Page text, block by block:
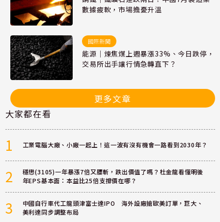
數據疲軟，市場擔憂升溫
國際新聞
能源｜煉焦煤上週暴漲33%、今日跌停，
交易所出手讓行情急轉直下？
更多文章
大家都在看
1 工業電腦大廠、小廠一起上！這一波有沒有機會一路看到2030年？
2
穩懋(3105)一年暴漲7倍又腰斬，跌出價值了嗎？杜金龍看懂明後
年EPS基本面：本益比25倍支撐價在哪？
3
中國自行車代工龍頭津富士達IPO 海外設廠搶歐美訂單，巨大、
美利達同步調整布局